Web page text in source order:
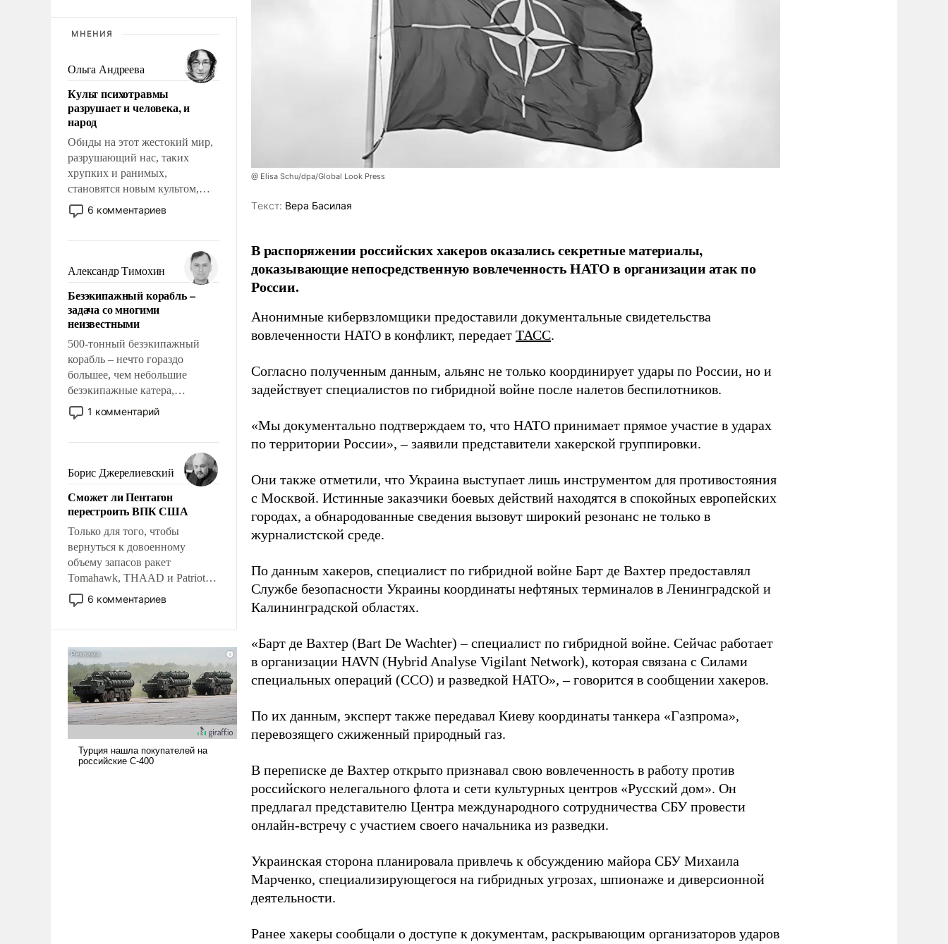
МНЕНИЯ
Ольга Андреева
Культ психотравмы
разрушает и человека, и
народ
Обиды на этот жестокий мир,
разрушающий нас, таких
хрупких и ранимых,
становятся новым культом,
постепенно вытесняя и
отменяя традиционное
мужественным и твердым под
ударами судьбы, брать на себя
ответственность, помогать
слабым, идти вперед и
адаптироваться.
6 комментариев
Александр Тимохин
Безэкипажный корабль –
задача со многими
неизвестными
500-тонный безэкипажный
корабль – нечто гораздо
большее, чем небольшие
безэкипажные катера,
применение которых уже
стало обыденностью. Задача по
сложна и амбициозна. Однако
и ее реализация радикально
поднимет наши боевые
возможности.
1 комментарий
Борис Джерелиевский
Сможет ли Пентагон
перестроить ВПК США
Только для того, чтобы
вернуться к довоенному
объему запасов ракет
Tomahawk, THAAD и Patriot
США потребуется более трех
лет. Даже небольшая война с
Сложившаяся ситуация
означает многолетний период
уязвимости США, например,
перед Китаем.
6 комментариев
@ Elisa Schu/dpa/Global Look Press
Tекст: Вера Басилая
В распоряжении российских хакеров оказались секретные материалы,
доказывающие непосредственную вовлеченность НАТО в организации атак по
России.
Анонимные кибервзломщики предоставили документальные свидетельства
вовлеченности НАТО в конфликт, передает ТАСС.
Согласно полученным данным, альянс не только координирует удары по России, но и
задействует специалистов по гибридной войне после налетов беспилотников.
«Мы документально подтверждаем то, что НАТО принимает прямое участие в ударах
по территории России», – заявили представители хакерской группировки.
Они также отметили, что Украина выступает лишь инструментом для противостояния
с Москвой. Истинные заказчики боевых действий находятся в спокойных европейских
городах, а обнародованные сведения вызовут широкий резонанс не только в
журналистской среде.
По данным хакеров, специалист по гибридной войне Барт де Вахтер предоставлял
Службе безопасности Украины координаты нефтяных терминалов в Ленинградской и
Калининградской областях.
«Барт де Вахтер (Bart De Wachter) – специалист по гибридной войне. Сейчас работает
в организации HAVN (Hybrid Analyse Vigilant Network), которая связана с Силами
специальных операций (ССО) и разведкой НАТО», – говорится в сообщении хакеров.
По их данным, эксперт также передавал Киеву координаты танкера «Газпрома»,
перевозящего сжиженный природный газ.
В переписке де Вахтер открыто признавал свою вовлеченность в работу против
российского нелегального флота и сети культурных центров «Русский дом». Он
предлагал представителю Центра международного сотрудничества СБУ провести
онлайн-встречу с участием своего начальника из разведки.
Украинская сторона планировала привлечь к обсуждению майора СБУ Михаила
Марченко, специализирующегося на гибридных угрозах, шпионаже и диверсионной
деятельности.
Ранее хакеры сообщали о доступе к документам, раскрывающим организаторов ударов